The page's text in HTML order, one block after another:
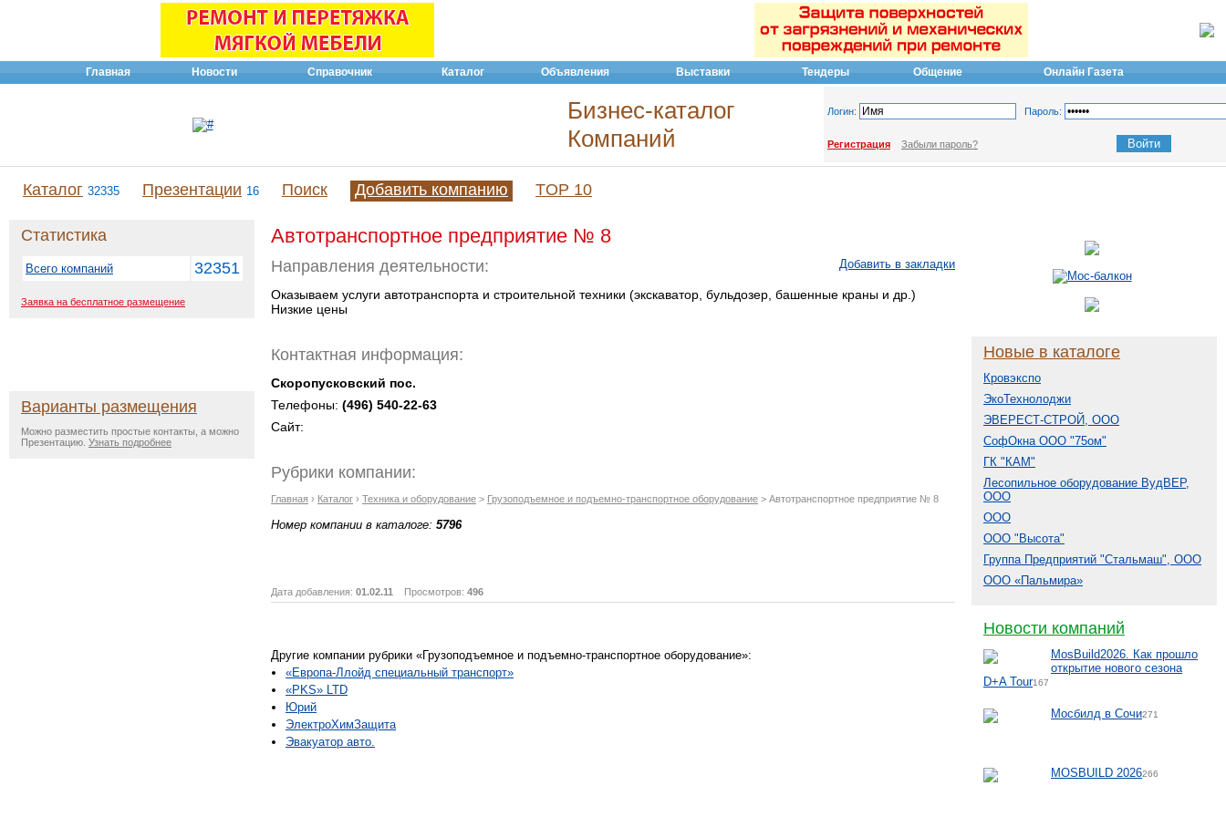
Главная Новости Справочник Каталог Объявления Выставки Тендеры Общение Онлайн Газета
Бизнес-каталог
Компаний
Логин: Пароль:
Регистрация Забыли пароль?
Каталог 32335 Презентации 16 Поиск Добавить компанию TOP 10
Статистика
Всего компаний 32351
Заявка на бесплатное размещение
Варианты размещения
Можно разместить простые контакты, а можно
Презентацию. Узнать подробнее
Автотранспортное предприятие № 8
Добавить в закладки
Направления деятельности:
Оказываем услуги автотранспорта и строительной техники (экскаватор, бульдозер, башенные краны и др.)
Низкие цены
Контактная информация:
Скоропусковский пос.
Телефоны: (496) 540-22-63
Сайт:
Рубрики компании:
Главная › Каталог › Техника и оборудование > Грузоподъемное и подъемно-транспортное оборудование > Автотранспортное предприятие № 8
Номер компании в каталоге: 5796
Дата добавления: 01.02.11 Просмотров: 496
Другие компании рубрики «Грузоподъемное и подъемно-транспортное оборудование»:
«Европа-Ллойд специальный транспорт»
«PKS» LTD
Юрий
ЭлектроХимЗащита
Эвакуатор авто.
Новые в каталоге
Кровэкспо
ЭкоТехнолоджи
ЭВЕРЕСТ-СТРОЙ, ООО
СофОкна ООО "75ом"
ГК "КАМ"
Лесопильное оборудование ВудВЕР,
ООО
ООО
ООО "Высота"
Группа Предприятий "Стальмаш", ООО
ООО «Пальмира»
Новости компаний
MosBuild2026. Как прошло
открытие нового сезона
D+A Tour167
Мосбилд в Сочи271
MOSBUILD 2026266